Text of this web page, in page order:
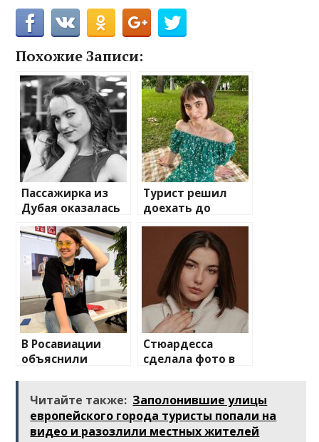
Похожие Записи:
Пассажирка из
Дубая оказалась
под угрозой
тюрьмы в России
из-за подарка
мужа
Турист решил
доехать до
тайского острова
на такси и
оказался в
другой части
страны
В Росавиации
объяснили
следовавшего из
Египта в
Калининград
Стюардесса
сделала фото в
взбудоражила
иностранцев
Читайте также: Заполонившие улицы
европейского города туристы попали на
видео и разозлили местных жителей